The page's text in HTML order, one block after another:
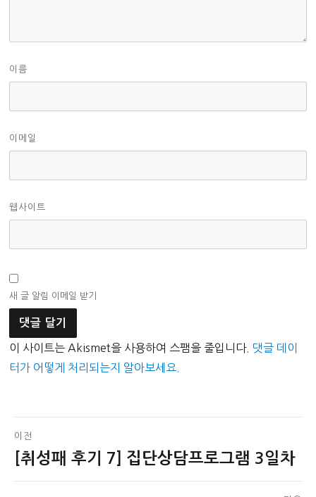
이름
이메일
웹사이트
새 글 알림 이메일 받기
이 사이트는 Akismet을 사용하여 스팸을 줄입니다. 댓글 데이
터가 어떻게 처리되는지 알아보세요.
글
탐
이전
이[취성패 후기 7] 집단상담프로그램 3일차